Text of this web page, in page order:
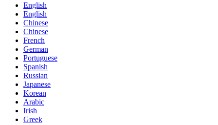
English
English
Chinese
Chinese
French
German
Portuguese
Spanish
Russian
Japanese
Korean
Arabic
Irish
Greek